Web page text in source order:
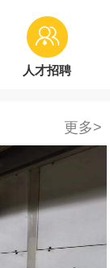
人才招聘
更多>